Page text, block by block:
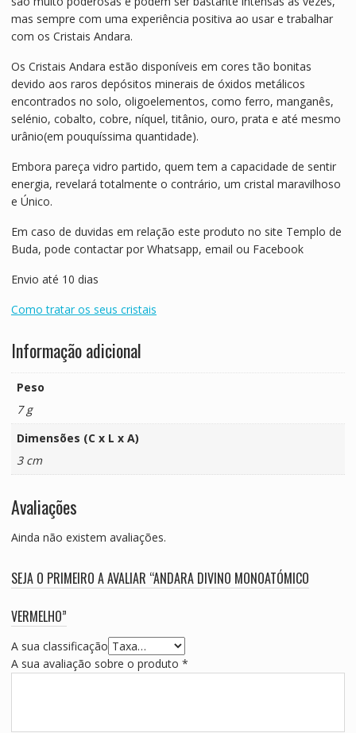
mas sempre com uma experiência positiva ao usar e trabalhar
com os Cristais Andara.
Os Cristais Andara estão disponíveis em cores tão bonitas
devido aos raros depósitos minerais de óxidos metálicos
encontrados no solo, oligoelementos, como ferro, manganês,
selénio, cobalto, cobre, níquel, titânio, ouro, prata e até mesmo
urânio(em pouquíssima quantidade).
Embora pareça vidro partido, quem tem a capacidade de sentir
energia, revelará totalmente o contrário, um cristal maravilhoso
e Único.
Em caso de duvidas em relação este produto no site Templo de
Buda, pode contactar por Whatsapp, email ou Facebook
Envio até 10 dias
Como tratar os seus cristais
Informação adicional
Peso
7 g
Dimensões (C x L x A)
3 cm
Avaliações
Ainda não existem avaliações.
SEJA O PRIMEIRO A AVALIAR “ANDARA DIVINO MONOATÓMICO
VERMELHO”
A sua classificação
A sua avaliação sobre o produto *